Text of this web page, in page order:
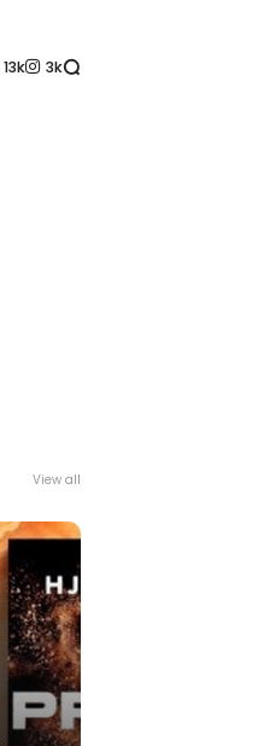
13k 3k
View all